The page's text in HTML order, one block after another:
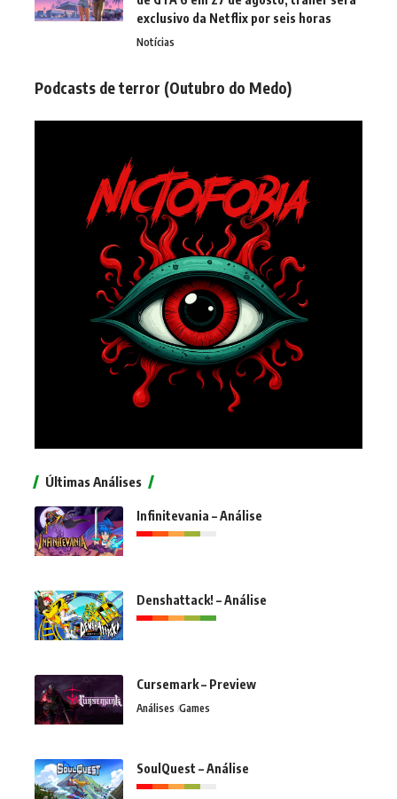
exclusivo da Netflix por seis horas
Notícias
Podcasts de terror (Outubro do Medo)
Últimas Análises
Infinitevania – Análise
Denshattack! – Análise
Cursemark – Preview
Análises Games
SoulQuest – Análise